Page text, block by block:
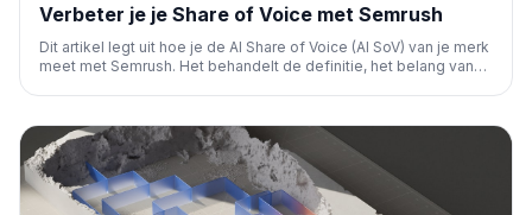
Verbeter je je Share of Voice met Semrush
Dit artikel legt uit hoe je de AI Share of Voice (AI SoV) van je merk
meet met Semrush. Het behandelt de definitie, het belang van
technische SEO en cross-channel strategieën.